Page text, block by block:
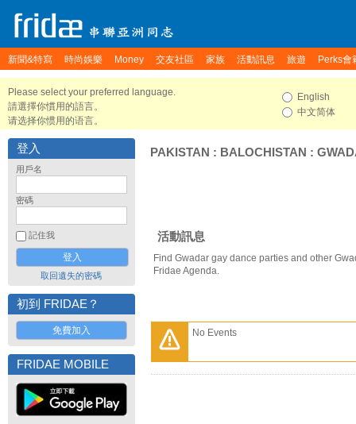
新聞&特寫 時尚娛樂 Money 交友社區 家族 活動訊息 旅遊 Perks會
Please select your preferred language.
請選擇你慣用的語言。
请选择你惯用的语言。
English
中文简体
登入
用戶名
密碼
記住我
取回遺失的密碼
初到 FRIDAE？
免費加入
FRIDAE MOBILE
PAKISTAN : BALOCHISTAN :
活動訊息
Find Gwadar gay dance parties and other
Fridae Agenda.
No Events